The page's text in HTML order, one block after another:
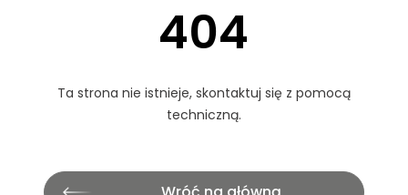
404
Ta strona nie istnieje, skontaktuj się z pomocą
techniczną.